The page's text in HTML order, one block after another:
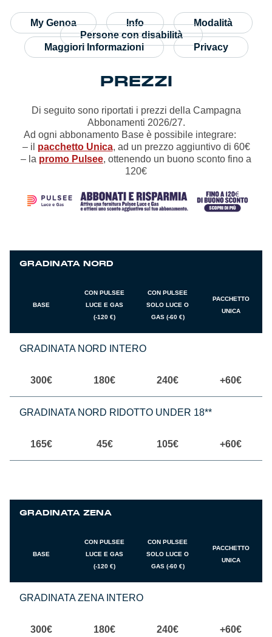
Genoa Academy
Tacchettee Collection
Urban Collection
Throwback Duemila
Sebago x Genoa
Robe di Kappa x Genoa
Accessori
Party
Outlet
Helan x Genoa
Gift Card Online Store
My Genoa Info
Modalità
Persone con disabilità
Maggiori Informazioni
Privacy
PREZZI
Di seguito sono riportati i prezzi della Campagna
Abbonamenti 2026/27.
Ad ogni abbonamento Base è possibile integrare:
– il pacchetto Unica, ad un prezzo aggiuntivo di 60€
– la promo Pulsee, ottenendo un buono sconto fino a
120€
GRADINATA NORD
BASE
CON PULSEE
LUCE E GAS
(-120 €)
CON PULSEE
SOLO LUCE O
GAS (-60 €)
PACCHETTO
UNICA
GRADINATA NORD INTERO
300€ 180€ 240€ +60€
GRADINATA NORD RIDOTTO UNDER 18**
165€ 45€ 105€ +60€
GRADINATA ZENA
BASE
CON PULSEE
LUCE E GAS
(-120 €)
CON PULSEE
SOLO LUCE O
GAS (-60 €)
PACCHETTO
UNICA
GRADINATA ZENA INTERO
300€ 180€ 240€ +60€